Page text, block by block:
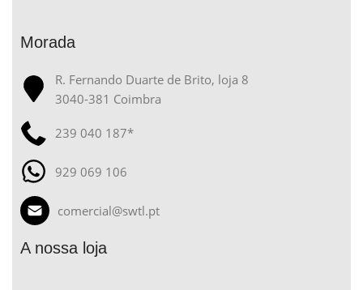
Morada
R. Fernando Duarte de Brito, loja 8
3040-381 Coimbra
239 040 187*
929 069 106
comercial@swtl.pt
A nossa loja